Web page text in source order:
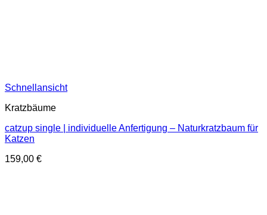
Schnellansicht
Kratzbäume
catzup single | individuelle Anfertigung – Naturkratzbaum für
Katzen
159,00 €